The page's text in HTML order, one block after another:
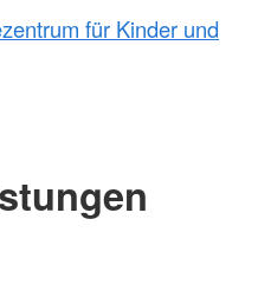
für Kinder und